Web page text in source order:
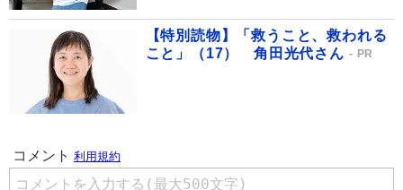
【特別読物】「救うこと、救われる
こと」（17） 角田光代さん
PR